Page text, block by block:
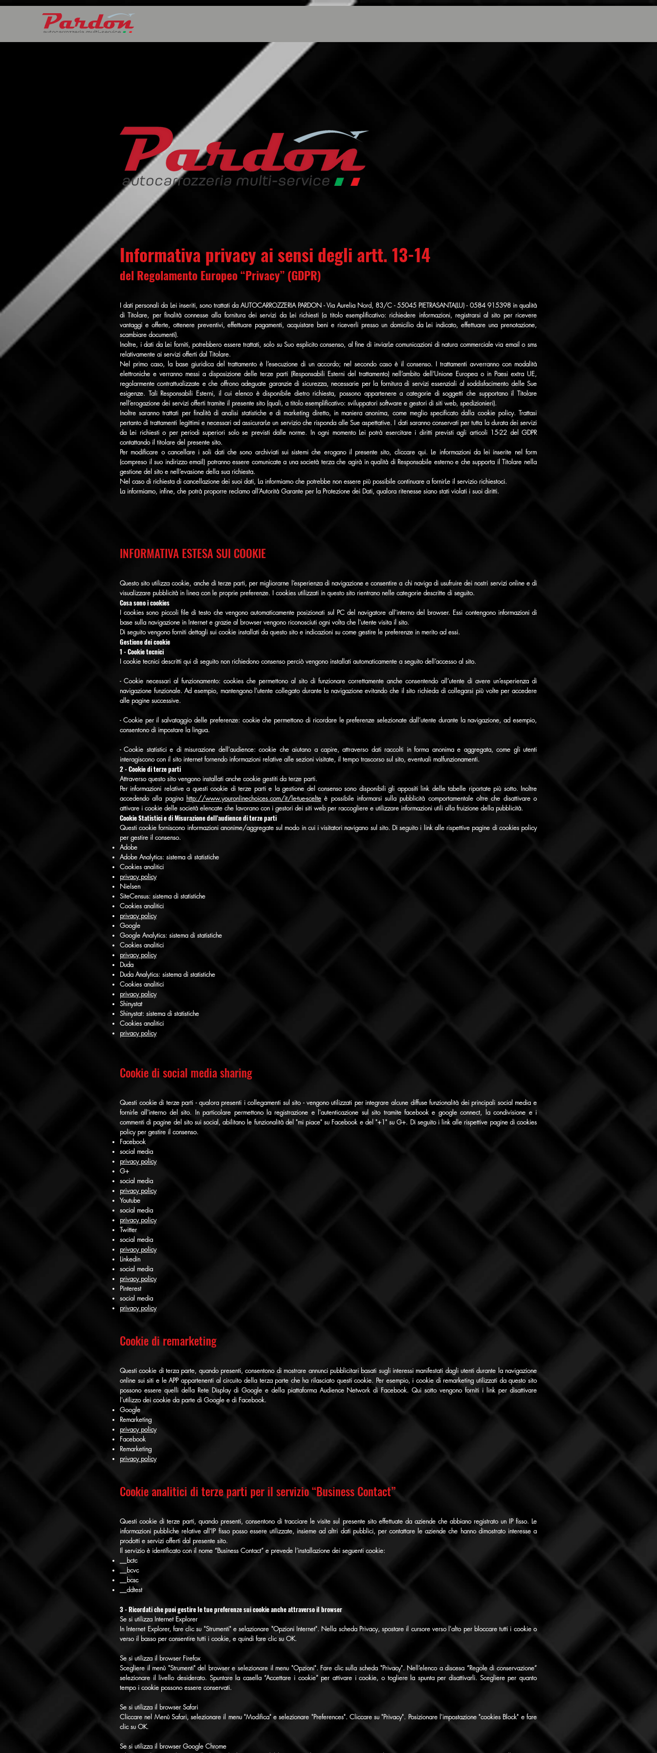
Informativa privacy ai sensi degli artt. 13-14
del Regolamento Europeo “Privacy” (GDPR)
I dati personali da Lei inseriti, sono trattati da AUTOCARROZZERIA PARDON - Via Aurelia Nord, 83/C - 55045 PIETRASANTA(LU) - 0584 915398 in qualità
di Titolare, per finalità connesse alla fornitura dei servizi da Lei richiesti (a titolo esemplificativo: richiedere informazioni, registrarsi al sito per ricevere
vantaggi e offerte, ottenere preventivi, effettuare pagamenti, acquistare beni e riceverli presso un domicilio da Lei indicato, effettuare una prenotazione,
scambiare documenti).
Inoltre, i dati da Lei forniti, potrebbero essere trattati, solo su Suo esplicito consenso, al fine di inviarLe comunicazioni di natura commerciale via email o sms
relativamente ai servizi offerti dal Titolare.
Nel primo caso, la base giuridica del trattamento è l’esecuzione di un accordo; nel secondo caso è il consenso. I trattamenti avverranno con modalità
elettroniche e verranno messi a disposizione delle terze parti (Responsabili Esterni del trattamento) nell’ambito dell’Unione Europea o in Paesi extra UE,
regolarmente contrattualizzate e che offrono adeguate garanzie di sicurezza, necessarie per la fornitura di servizi essenziali al soddisfacimento delle Sue
esigenze. Tali Responsabili Esterni, il cui elenco è disponibile dietro richiesta, possono appartenere a categorie di soggetti che supportano il Titolare
nell’erogazione dei servizi offerti tramite il presente sito (quali, a titolo esemplificativo: sviluppatori software e gestori di siti web, spedizionieri).
Inoltre saranno trattati per finalità di analisi statistiche e di marketing diretto, in maniera anonima, come meglio specificato dalla cookie policy. Trattasi
pertanto di trattamenti legittimi e necessari ad assicurarLe un servizio che risponda alle Sue aspettative. I dati saranno conservati per tutta la durata dei servizi
da Lei richiesti o per periodi superiori solo se previsti dalle norme. In ogni momento Lei potrà esercitare i diritti previsti agli articoli 15-22 del GDPR
contattando il titolare del presente sito.
Per modificare o cancellare i soli dati che sono archiviati sui sistemi che erogano il presente sito, cliccare qui. Le informazioni da lei inserite nel form
(compreso il suo indirizzo email) potranno essere comunicate a una società terza che agirà in qualità di Responsabile esterno e che supporta il Titolare nella
gestione del sito e nell’evasione della sua richiesta.
Nel caso di richiesta di cancellazione dei suoi dati, La informiamo che potrebbe non essere più possibile continuare a fornirLe il servizio richiestoci.
La informiamo, infine, che potrà proporre reclamo all’Autorità Garante per la Protezione dei Dati, qualora ritenesse siano stati violati i suoi diritti.
INFORMATIVA ESTESA SUI COOKIE
Questo sito utilizza cookie, anche di terze parti, per migliorarne l’esperienza di navigazione e consentire a chi naviga di usufruire dei nostri servizi online e di
visualizzare pubblicità in linea con le proprie preferenze. I cookies utilizzati in questo sito rientrano nelle categorie descritte di seguito.
Cosa sono i cookies
I cookies sono piccoli file di testo che vengono automaticamente posizionati sul PC del navigatore all'interno del browser. Essi contengono informazioni di
base sulla navigazione in Internet e grazie al browser vengono riconosciuti ogni volta che l'utente visita il sito.
Di seguito vengono forniti dettagli sui cookie installati da questo sito e indicazioni su come gestire le preferenze in merito ad essi.
Gestione dei cookie
1 - Cookie tecnici
I cookie tecnici descritti qui di seguito non richiedono consenso perciò vengono installati automaticamente a seguito dell’accesso al sito.
- Cookie necessari al funzionamento: cookies che permettono al sito di funzionare correttamente anche consentendo all’utente di avere un’esperienza di
navigazione funzionale. Ad esempio, mantengono l'utente collegato durante la navigazione evitando che il sito richieda di collegarsi più volte per accedere
alle pagine successive.
- Cookie per il salvataggio delle preferenze: cookie che permettono di ricordare le preferenze selezionate dall’utente durante la navigazione, ad esempio,
consentono di impostare la lingua.
- Cookie statistici e di misurazione dell'audience: cookie che aiutano a capire, attraverso dati raccolti in forma anonima e aggregata, come gli utenti
interagiscono con il sito internet fornendo informazioni relative alle sezioni visitate, il tempo trascorso sul sito, eventuali malfunzionamenti.
2 - Cookie di terze parti
Attraverso questo sito vengono installati anche cookie gestiti da terze parti.
Per informazioni relative a questi cookie di terze parti e la gestione del consenso sono disponibili gli appositi link delle tabelle riportate più sotto. Inoltre
accedendo alla pagina http://www.youronlinechoices.com/it/le-tue-scelteè possibile informarsi sulla pubblicità comportamentale oltre che disattivare o
attivare i cookie delle società elencate che lavorano con i gestori dei siti web per raccogliere e utilizzare informazioni utili alla fruizione della pubblicità.
Cookie Statistici e di Misurazione dell'audience di terze parti
Questi cookie forniscono informazioni anonime/aggregate sul modo in cui i visitatori navigano sul sito. Di seguito i link alle rispettive pagine di cookies policy
per gestire il consenso.
Adobe
Adobe Analytics: sistema di statistiche
Cookies analitici
privacy policy
Nielsen
SiteCensus: sistema di statistiche
Cookies analitici
privacy policy
Google
Google Analytics: sistema di statistiche
Cookies analitici
privacy policy
Duda
Duda Analytics: sistema di statistiche
Cookies analitici
privacy policy
Shinystat
Shinystat: sistema di statistiche
Cookies analitici
privacy policy
Cookie di social media sharing
Questi cookie di terze parti - qualora presenti i collegamenti sul sito - vengono utilizzati per integrare alcune diffuse funzionalità dei principali social media e
fornirle all'interno del sito. In particolare permettono la registrazione e l'autenticazione sul sito tramite facebook e google connect, la condivisione e i
commenti di pagine del sito sui social, abilitano le funzionalità del "mi piace" su Facebook e del "+1" su G+. Di seguito i link alle rispettive pagine di cookies
policy per gestire il consenso.
Facebook
social media
privacy policy
G+
social media
privacy policy
Youtube
social media
privacy policy
Twitter
social media
privacy policy
Linkedin
social media
privacy policy
Pinterest
social media
privacy policy
Cookie di remarketing
Questi cookie di terza parte, quando presenti, consentono di mostrare annunci pubblicitari basati sugli interessi manifestati dagli utenti durante la navigazione
online sui siti e le APP appartenenti al circuito della terza parte che ha rilasciato questi cookie. Per esempio, i cookie di remarketing utilizzati da questo sito
possono essere quelli della Rete Display di Google e della piattaforma Audience Network di Facebook. Qui sotto vengono forniti i link per disattivare
l'utilizzo dei cookie da parte di Google e di Facebook.
Google
Remarketing
privacy policy
Facebook
Remarketing
privacy policy
Cookie analitici di terze parti per il servizio “Business Contact”
Questi cookie di terze parti, quando presenti, consentono di tracciare le visite sul presente sito effettuate da aziende che abbiano registrato un IP fisso. Le
informazioni pubbliche relative all’IP fisso posso essere utilizzate, insieme ad altri dati pubblici, per contattare le aziende che hanno dimostrato interesse a
prodotti e servizi offerti dal presente sito.
Il servizio è identificato con il nome “Business Contact” e prevede l’installazione dei seguenti cookie:
__bctc
__bcvc
__bcsc
__ddtest
3 - Ricordati che puoi gestire le tue preferenze sui cookie anche attraverso il browser
Se si utilizza Internet Explorer
In Internet Explorer, fare clic su "Strumenti" e selazionare "Opzioni Internet". Nella scheda Privacy, spostare il cursore verso l'alto per bloccare tutti i cookie o
verso il basso per consentire tutti i cookie, e quindi fare clic su OK.
Se si utilizza il browser Firefox
Scegliere il menù "Strumenti" del browser e selezionare il menu "Opzioni". Fare clic sulla scheda "Privacy". Nell’elenco a discesa “Regole di conservazione”
selezionare il livello desiderato. Spuntare la casella “Accettare i cookie” per attivare i cookie, o togliere la spunta per disattivarli. Scegliere per quanto
tempo i cookie possono essere conservati.
Se si utilizza il browser Safari
Cliccare nel Menù Safari, selezionare il menu "Modifica" e selezionare "Preferences". Cliccare su "Privacy". Posizionare l'impostazione "cookies Block" e fare
clic su OK.
Se si utilizza il browser Google Chrome